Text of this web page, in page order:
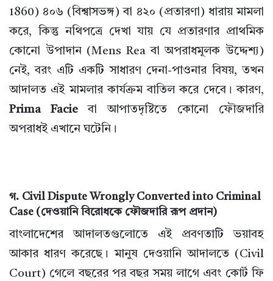
1860) ৪০৬ (বিশ্বাসভঙ্গ) বা ৪২০ (প্রতারণা) ধারায় মামলা
করে, কিন্তু নথিপত্রে দেখা যায় যে প্রতারণার প্রাথমিক
কোনো উপাদান (Mens Rea বা অপরাধমূলক উদ্দেশ্য)
নেই, বরং এটি একটি সাধারণ দেনা-পাওনার বিষয়, তখন
আদালত এই মামলার কার্যক্রম বাতিল করে দেবে। কারণ,
Prima Facie বা আপাতদৃষ্টিতে কোনো ফৌজদারি
অপরাধই এখানে ঘটেনি।
গ. Civil Dispute Wrongly Converted into Criminal
Case (দেওয়ানি বিরোধকে ফৌজদারি রূপ প্রদান)
বাংলাদেশের আদালতগুলোতে এই প্রবণতাটি ভয়াবহ
আকার ধারণ করেছে। মানুষ দেওয়ানি আদালতে (Civil
Court) গেলে বছরের পর বছর সময় লাগে এবং কোর্ট ফি